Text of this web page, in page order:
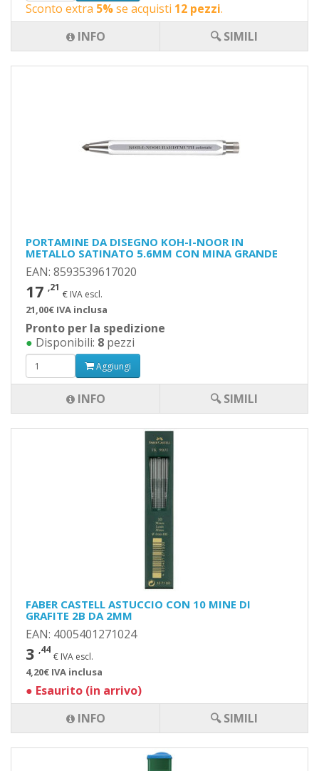
Sconto extra 5%se acquisti 12 pezzi.
INFO
🔍 SIMILI
PORTAMINE DA DISEGNO KOH-I-NOOR IN
METALLO SATINATO 5.6MM CON MINA GRANDE
EAN: 8593539617020
17 ,21
€ IVA escl.
21,00€ IVA inclusa
Pronto per la spedizione
● Disponibili: 8 pezzi
Aggiungi
INFO 🔍 SIMILI
FABER CASTELL ASTUCCIO CON 10 MINE DI
GRAFITE 2B DA 2MM
EAN: 4005401271024
3 ,44
€ IVA escl.
4,20€ IVA inclusa
● Esaurito (in arrivo)
INFO
🔍 SIMILI